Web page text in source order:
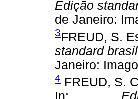
Edição
de Janeiro:
3FREUD, S.
standard
Janeiro:
4 FREUD, S.
In: ______.